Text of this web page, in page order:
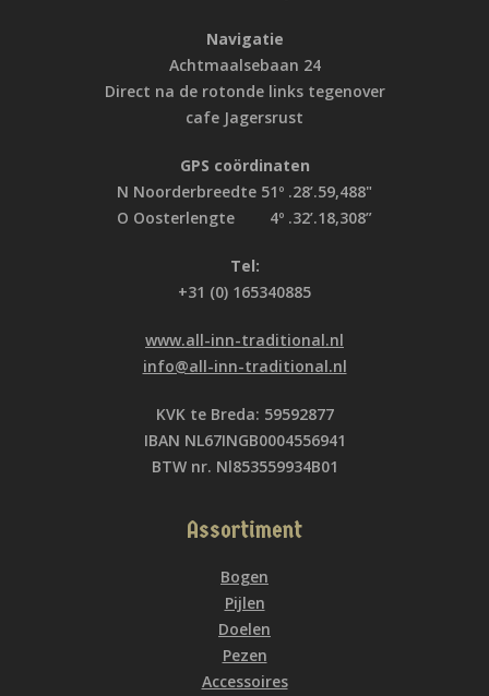
Navigatie
Achtmaalsebaan 24
Direct na de rotonde links tegenover
cafe Jagersrust
GPS coördinaten
N Noorderbreedte 51º .28’.59,488"
O Oosterlengte 4º .32’.18,308”
Tel:
+31 (0) 165340885
www.all-inn-traditional.nl
info@all-inn-traditional.nl
KVK te Breda: 59592877
IBAN NL67INGB0004556941
BTW nr. Nl853559934B01
Assortiment
Bogen
Pijlen
Doelen
Pezen
Accessoires